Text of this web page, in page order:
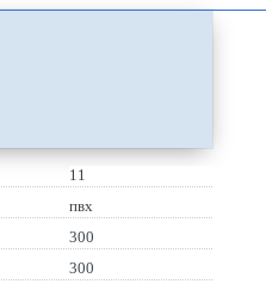
11
пвх
300
300